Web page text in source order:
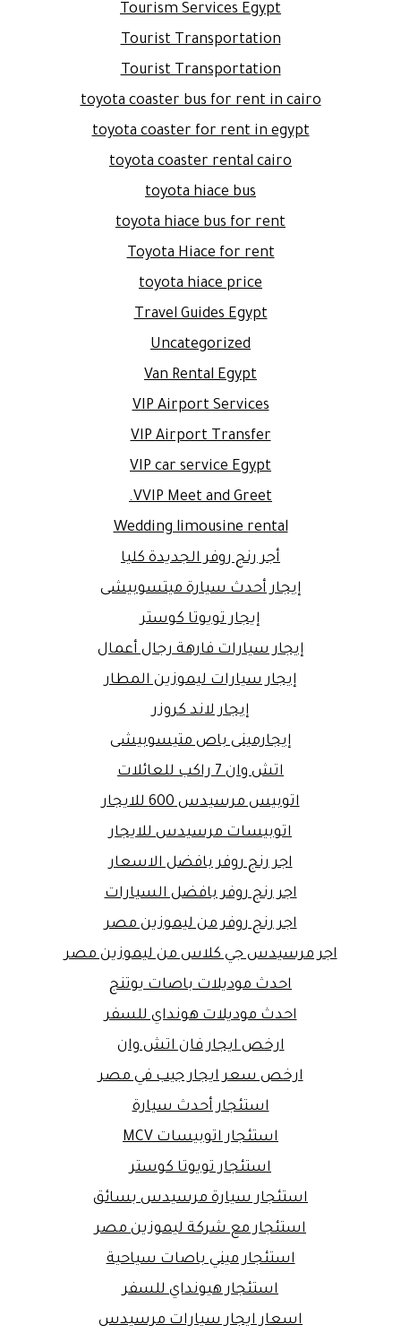
Tourism Services Egypt
Tourist Transportation
Tourist Transportation
toyota coaster bus for rent in cairo
toyota coaster for rent in egypt
toyota coaster rental cairo
toyota hiace bus
toyota hiace bus for rent
Toyota Hiace for rent
toyota hiace price
Travel Guides Egypt
Uncategorized
Van Rental Egypt
VIP Airport Services
VIP Airport Transfer
VIP car service Egypt
VVIP Meet and Greet.
Wedding limousine rental
أجر رنج روفر الجديدة كليا
إيجار أحدث سيارة ميتسوبيشى
إيجار تويوتا كوستر
إيجار سيارات فارهة رجال أعمال
إيجار سيارات ليموزين المطار
إيجار لاند كروزر
إيجارمينى باص متيسوبيشى
اتش وان 7 راكب للعائلات
اتوبيس مرسيدس 600 للايجار
اتوبيسات مرسيدس للايجار
اجر رنج روفر بافضل الاسعار
اجر رنج روفر بافضل السيارات
اجر رنج روفر من ليموزين مصر
اجر مرسيدس جي كلاس من ليموزين مصر
احدث موديلات باصات يوتنج
احدث موديلات هونداي للسفر
ارخص ايجار فان اتش وان
ارخص سعر ايجار جيب في مصر
استئجار أحدث سيارة
استئجار اتوبيسات MCV
استئجار تويوتا كوستر
استئجار سيارة مرسيدس بسائق
استئجار مع شركة ليموزين مصر
استئجار ميني باصات سياحية
استئجار هيونداي للسفر
اسعار ايجار سيارات مرسيدس